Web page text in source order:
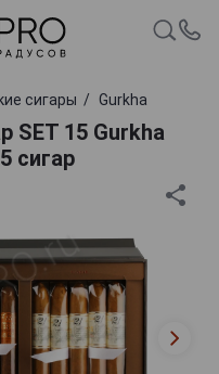
сигары Gurkha
SET 15 Gurkha
сигар